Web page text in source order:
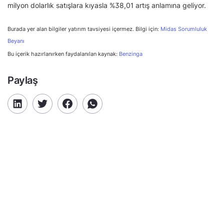
milyon dolarlık satışlara kıyasla %38,01 artış anlamına geliyor.
Burada yer alan bilgiler yatırım tavsiyesi içermez. Bilgi için: Midas Sorumluluk
Beyanı
Bu içerik hazırlanırken faydalanılan kaynak: Benzinga
Paylaş